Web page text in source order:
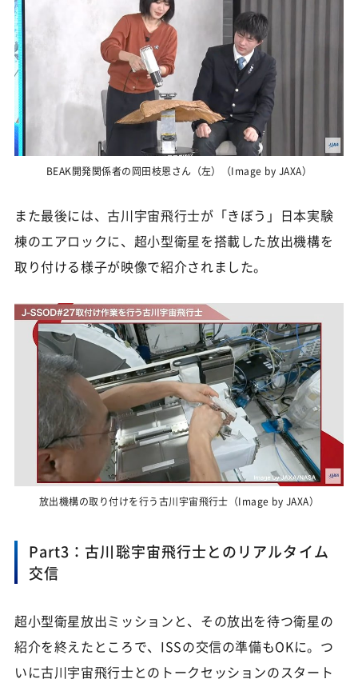
BEAK開発関係者の岡田枝恩さん（左）（Image by JAXA）
また最後には、古川宇宙飛行士が「きぼう」日本実験
棟のエアロックに、超小型衛星を搭載した放出機構を
取り付ける様子が映像で紹介されました。
放出機構の取り付けを行う古川宇宙飛行士（Image by JAXA）
Part3：古川聡宇宙飛行士とのリアルタイム
交信
超小型衛星放出ミッションと、その放出を待つ衛星の
紹介を終えたところで、ISSの交信の準備もOKに。つ
いに古川宇宙飛行士とのトークセッションのスタート